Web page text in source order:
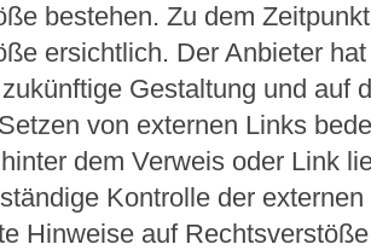
bestehen. Zu dem
ersichtlich. Der Anbieter
Gestaltung und auf
von externen Links
dem Verweis oder Link
Kontrolle der
Hinweise auf